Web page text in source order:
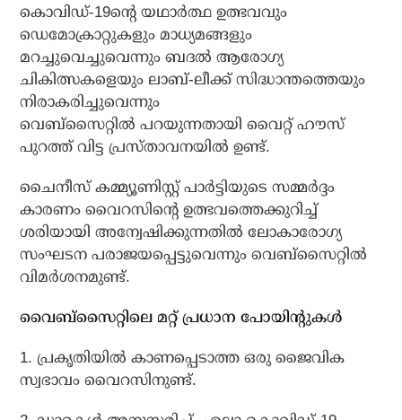
കൊവിഡ്-19ന്റെ യഥാര്‍ത്ഥ ഉത്ഭവവും
ഡെമോക്രാറ്റുകളും മാധ്യമങ്ങളും
മറച്ചുവെച്ചുവെന്നും ബദല്‍ ആരോഗ്യ
ചികിത്സകളെയും ലാബ്-ലീക്ക് സിദ്ധാന്തത്തെയും
നിരാകരിച്ചുവെന്നും
വെബ്സൈറ്റില്‍ പറയുന്നതായി വൈറ്റ് ഹൗസ്
പുറത്ത് വിട്ട പ്രസ്താവനയില്‍ ഉണ്ട്‌.
ചൈനീസ് കമ്മ്യൂണിസ്റ്റ് പാര്‍ട്ടിയുടെ സമ്മര്‍ദ്ദം
കാരണം വൈറസിന്റെ ഉത്ഭവത്തെക്കുറിച്ച്
ശരിയായി അന്വേഷിക്കുന്നതില്‍ ലോകാരോഗ്യ
സംഘടന പരാജയപ്പെട്ടുവെന്നും വെബ്സൈറ്റില്‍
വിമര്‍ശനമുണ്ട്.
വൈബ്‌സൈറ്റിലെ മറ്റ് പ്രധാന പോയിന്റുകള്‍
1. പ്രകൃതിയില്‍ കാണപ്പെടാത്ത ഒരു ജൈവിക
സ്വഭാവം വൈറസിനുണ്ട്.